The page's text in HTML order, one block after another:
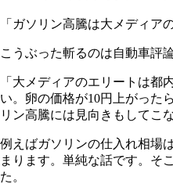
「ガソリン高騰は大メディア
こうぶった斬るのは自動車評
「大メディアのエリートは都
い。卵の価格が10円上がった
リン高騰には見向きもしてこ
例えばガソリンの仕入れ相場
まります。単純な話です。そ
た。